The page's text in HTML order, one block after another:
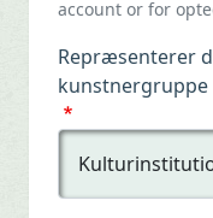
account or for
Repræsenterer
kunstnergruppe